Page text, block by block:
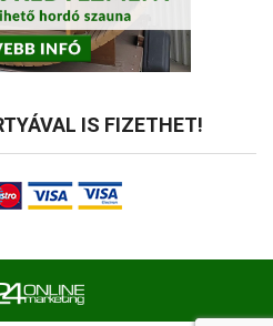
IS FIZETHET!